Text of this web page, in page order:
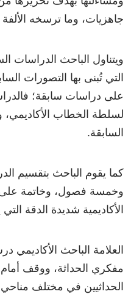
جاهزيات، وما ترسخه الألفة
ويتناول الباحث الدراسات
التي تُبنى بها التصورات
على دراسات سابقة؛
لسلطة الخطاب
السابقة.
كما يقوم الباحث بتقسيم
وخمسة فصول، وخاتمة على
الأكاديمية شديدة الدقة
العلامة الباحث
مفكري الحداثة، ووقف
الحداثيين في مختلف مناحي